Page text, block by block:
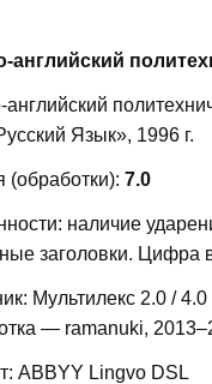
английский
английский
Язык», 1996 г.
(обработки): 7.0
наличие
заголовки. Цифра
Мультилекс 2.0 /
— ramanuki,
ABBYY Lingvo DSL